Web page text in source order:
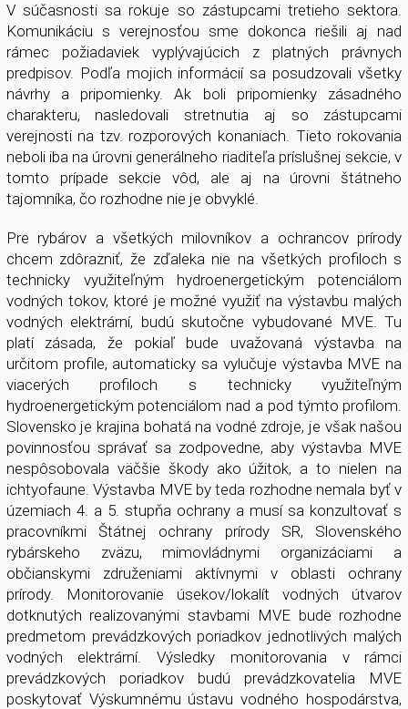
V súčasnosti sa rokuje so zástupcami tretieho sektora.
Komunikáciu s verejnosťou sme dokonca riešili aj nad
rámec požiadaviek vyplývajúcich z platných právnych
predpisov. Podľa mojich informácií sa posudzovali všetky
návrhy a pripomienky. Ak boli pripomienky zásadného
charakteru, nasledovali stretnutia aj so zástupcami
verejnosti na tzv. rozporových konaniach. Tieto rokovania
neboli iba na úrovni generálneho riaditeľa príslušnej sekcie, v
tomto prípade sekcie vôd, ale aj na úrovni štátneho
tajomníka, čo rozhodne nie je obvyklé.
Pre rybárov a všetkých milovníkov a ochrancov prírody
chcem zdôrazniť, že zďaleka nie na všetkých profiloch s
technicky využiteľným hydroenergetickým potenciálom
vodných tokov, ktoré je možné využiť na výstavbu malých
vodných elektrární, budú skutočne vybudované MVE. Tu
platí zásada, že pokiaľ bude uvažovaná výstavba na
určitom profile, automaticky sa vylučuje výstavba MVE na
viacerých profiloch s technicky využiteľným
hydroenergetickým potenciálom nad a pod týmto profilom.
Slovensko je krajina bohatá na vodné zdroje, je však našou
povinnosťou správať sa zodpovedne, aby výstavba MVE
nespôsobovala väčšie škody ako úžitok, a to nielen na
ichtyofaune. Výstavba MVE by teda rozhodne nemala byť v
územiach 4. a 5. stupňa ochrany a musí sa konzultovať s
pracovníkmi Štátnej ochrany prírody SR, Slovenského
rybárskeho zväzu, mimovládnymi organizáciami a
občianskymi združeniami aktívnymi v oblasti ochrany
prírody. Monitorovanie úsekov/lokalít vodných útvarov
dotknutých realizovanými stavbami MVE bude rozhodne
predmetom prevádzkových poriadkov jednotlivých malých
vodných elektrární. Výsledky monitorovania v rámci
prevádzkových poriadkov budú prevádzkovatelia MVE
poskytovať Výskumnému ústavu vodného hospodárstva,